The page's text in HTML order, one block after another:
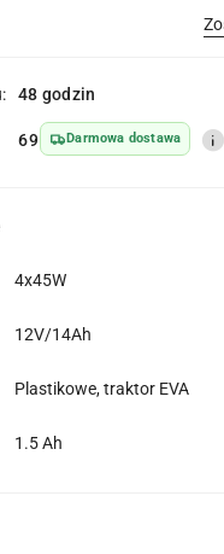
Wyślij
48 godzin
69 Darmowa dostawa
4x45W
12V/14Ah
Plastikowe, traktor EVA
1.5 Ah